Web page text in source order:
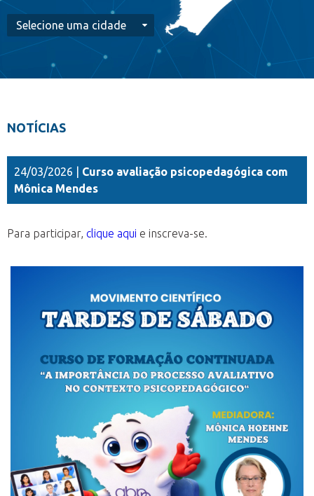
NOTÍCIAS
24/03/2026 | Curso avaliação psicopedagógica com
Mônica Mendes
Para participar, clique aqui e inscreva-se.